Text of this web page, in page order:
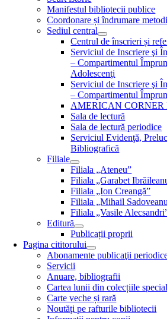
Manifestul bibliotecii publice
Coordonare și îndrumare
Sediul central
Centrul de înscrieri și
Serviciul de Inscriere şi
– Compartimentul
Adolescenţi
Serviciul de Inscriere şi
– Compartimentul
AMERICAN CORNER
Sala de lectură
Sala de lectură periodice
Serviciul Evidenţă,
Bibliografică
Filiale
Filiala „Ateneu”
Filiala „Garabet
Filiala „Ion Creangă”
Filiala „Mihail
Filiala „Vasile
Editură
Publicații proprii
Pagina cititorului
Abonamente publicaţii
Servicii
Anuare, bibliografii
Cartea lunii din colecțiile
Carte veche și rară
Noutăţi pe rafturile bibliotecii